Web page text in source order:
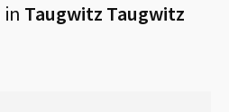
in Taugwitz Taugwitz